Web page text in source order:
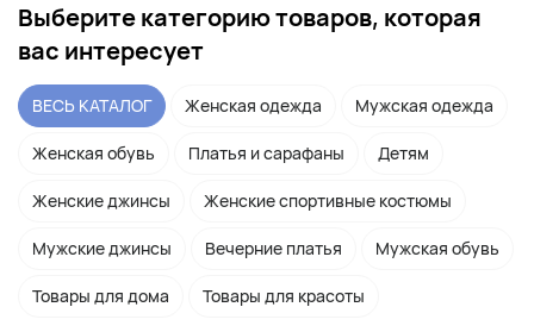
Выберите категорию товаров, которая
вас интересует
ВЕСЬ КАТАЛОГ Женская одежда Мужская одежда
Женская обувь Платья и сарафаны Детям
Женские джинсы Женские спортивные костюмы
Мужские джинсы Вечерние платья Мужская обувь
Товары для дома Товары для красоты